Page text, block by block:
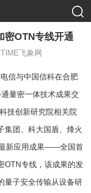
密OTN专线开通
飞象网
信与中国信科在合肥
量密一体技术成果交
技创新研究院相关院
集团、科大国盾、烽火
新应用成果——全国首
OTN专线，该成果的发
量子安全传输从设备研